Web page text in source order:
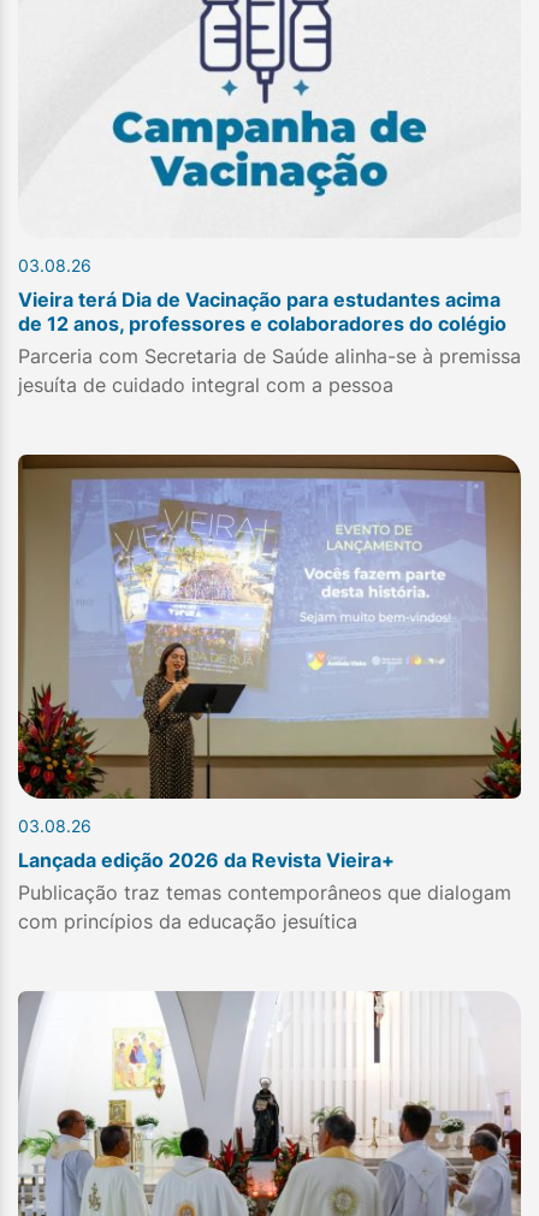
03.08.26
Vieira terá Dia de Vacinação para estudantes acima
de 12 anos, professores e colaboradores do colégio
Parceria com Secretaria de Saúde alinha-se à premissa
jesuíta de cuidado integral com a pessoa
03.08.26
Lançada edição 2026 da Revista Vieira+
Publicação traz temas contemporâneos que dialogam
com princípios da educação jesuítica